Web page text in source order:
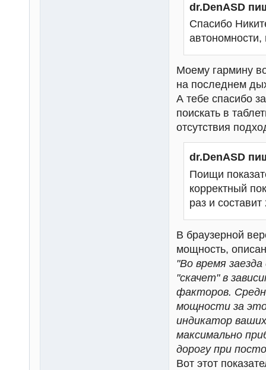
dr.DenASD
Спасибо
Моему гармину
на последнем
А тебе спасибо
поискать в
отсутствия
dr.DenASD
Поищи
корректный
раз и составит
В браузерной
мощность,
"Во время
"скачет" в
факторов.
мощности за
индикатор
максимально
дорогу при
Вот этот